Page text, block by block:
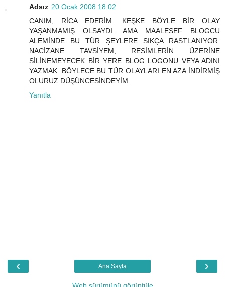
Adsız 20 Ocak 2008 18:02
CANIM, RİCA EDERİM. KEŞKE BÖYLE BİR OLAY
YAŞANMAMIŞ OLSAYDI. AMA MAALESEF BLOGCU
ALEMİNDE BU TÜR ŞEYLERE SIKÇA RASTLANIYOR.
NACİZANE TAVSİYEM; RESİMLERİN ÜZERİNE
SİLİNEMEYECEK BİR YERE BLOG LOGONU VEYA ADINI
YAZMAK. BÖYLECE BU TÜR OLAYLARI EN AZA İNDİRMİŞ
OLURUZ DÜŞÜNCESİNDEYİM.
Yanıtla
‹ ›
Ana Sayfa